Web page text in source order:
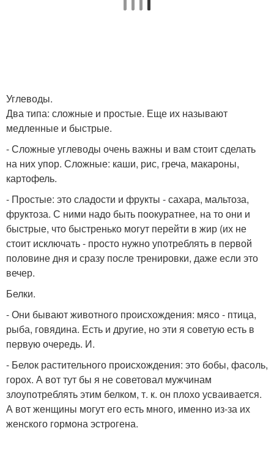
Углеводы.
Два типа: сложные и простые. Еще их называют
медленные и быстрые.
- Сложные углеводы очень важны и вам стоит сделать
на них упор. Сложные: каши, рис, греча, макароны,
картофель.
- Простые: это сладости и фрукты - сахара, мальтоза,
фруктоза. С ними надо быть поокуратнее, на то они и
быстрые, что быстренько могут перейти в жир (их не
стоит исключать - просто нужно употреблять в первой
половине дня и сразу после тренировки, даже если это
вечер.
Белки.
- Они бывают животного происхождения: мясо - птица,
рыба, говядина. Есть и другие, но эти я советую есть в
первую очередь. И.
- Белок растительного происхождения: это бобы, фасоль,
горох. А вот тут бы я не советовал мужчинам
злоупотреблять этим белком, т. к. он плохо усваивается.
А вот женщины могут его есть много, именно из-за их
женского гормона эстрогена.